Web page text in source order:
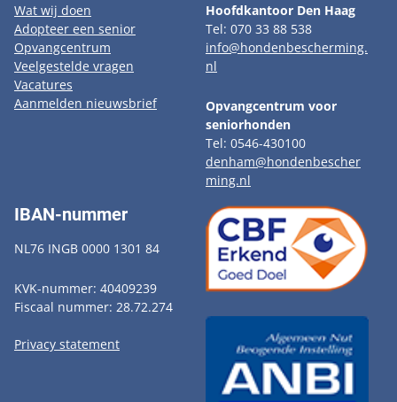
Wat wij doen
Adopteer een senior
Opvangcentrum
Veelgestelde vragen
Vacatures
Aanmelden nieuwsbrief
Hoofdkantoor Den Haag
Tel: 070 33 88 538
info@hondenbescherming.
nl
Opvangcentrum voor
seniorhonden
Tel: 0546-430100
denham@hondenbescher
ming.nl
IBAN-nummer
NL76 INGB 0000 1301 84
KVK-nummer: 40409239
Fiscaal nummer: 28.72.274
Privacy statement